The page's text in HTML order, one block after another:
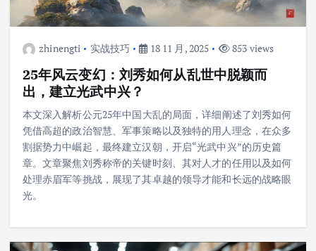
zhinengti 实战技巧 18 11 月, 2025 853 views
25年风云变幻：刘秀如何从乱世中脱颖而
出，建立光武中兴？
本文深入解析公元25年中国大乱的局面，详细阐述了刘秀如何
凭借高超的政治智慧、军事策略以及独特的用人理念，在众多
割据势力中崛起，最终建立汉朝，开启“光武中兴”的历史篇
章。文章聚焦刘秀称帝的关键时刻、其对人才的任用以及如何
处理赤眉军等挑战，展现了其卓越的领导才能和长远的战略眼
光。